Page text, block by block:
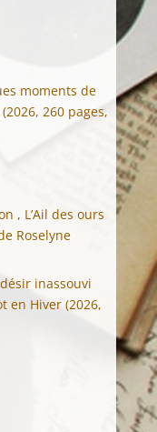
moments de
260 pages,
, L’Ail des ours
Roselyne
inassouvi
en Hiver (2026,